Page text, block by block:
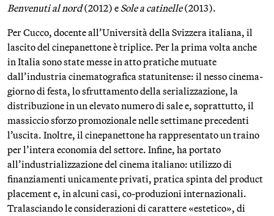
Benvenuti al nord(2012) e Sole a catinelle(2013).
Per Cucco, docente all’Università della Svizzera italiana, il
lascito del cinepanettone è triplice. Per la prima volta anche
in Italia sono state messe in atto pratiche mutuate
dall’industria cinematografica statunitense: il nesso cinema-
giorno di festa, lo sfruttamento della serializzazione, la
distribuzione in un elevato numero di sale e, soprattutto, il
massiccio sforzo promozionale nelle settimane precedenti
l’uscita. Inoltre, il cinepanettone ha rappresentato un traino
per l’intera economia del settore. Infine, ha portato
all’industrializzazione del cinema italiano: utilizzo di
finanziamenti unicamente privati, pratica spinta del product
placement e, in alcuni casi, co-produzioni internazionali.
Tralasciando le considerazioni di carattere «estetico», di